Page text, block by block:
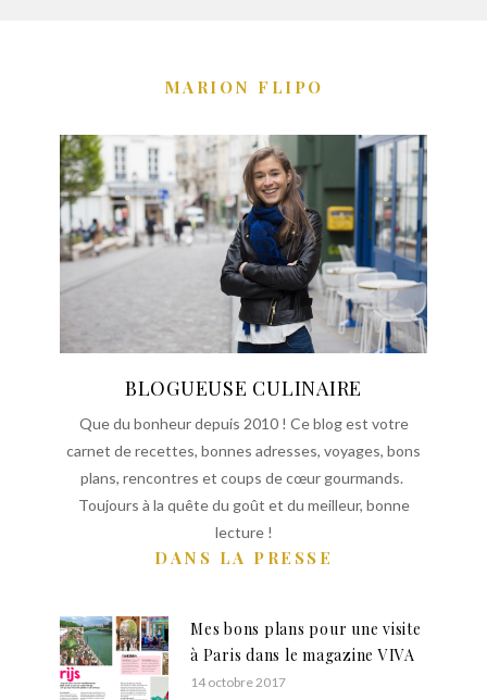
MARION FLIPO
BLOGUEUSE CULINAIRE
Que du bonheur depuis 2010 ! Ce blog est votre
carnet de recettes, bonnes adresses, voyages, bons
plans, rencontres et coups de cœur gourmands.
Toujours à la quête du goût et du meilleur, bonne
lecture !
DANS LA PRESSE
Mes bons plans pour une visite
à Paris dans le magazine VIVA
14 octobre 2017